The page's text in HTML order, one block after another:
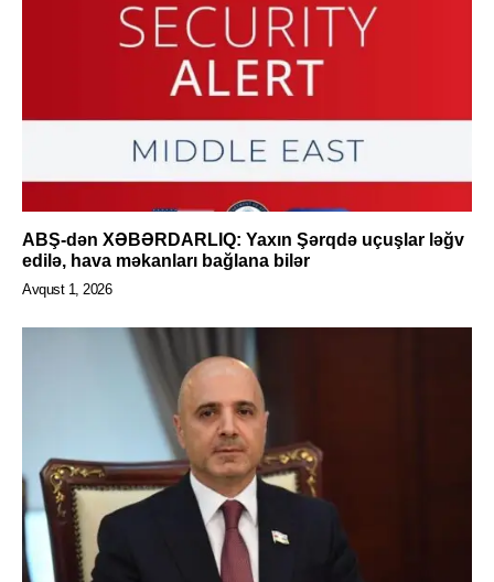
ABŞ-dən XƏBƏRDARLIQ: Yaxın Şərqdə uçuşlar ləğv
edilə, hava məkanları bağlana bilər
Avqust 1, 2026